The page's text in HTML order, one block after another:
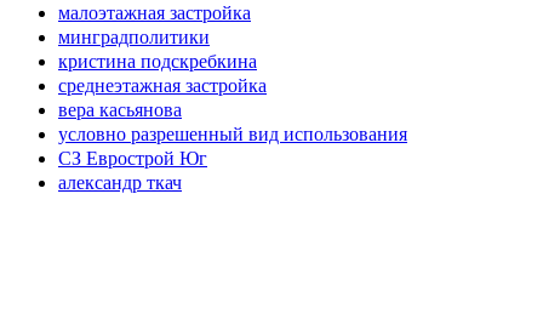
малоэтажная застройка
минградполитики
кристина подскребкина
среднеэтажная застройка
вера касьянова
условно разрешенный вид использования
СЗ Еврострой Юг
александр ткач